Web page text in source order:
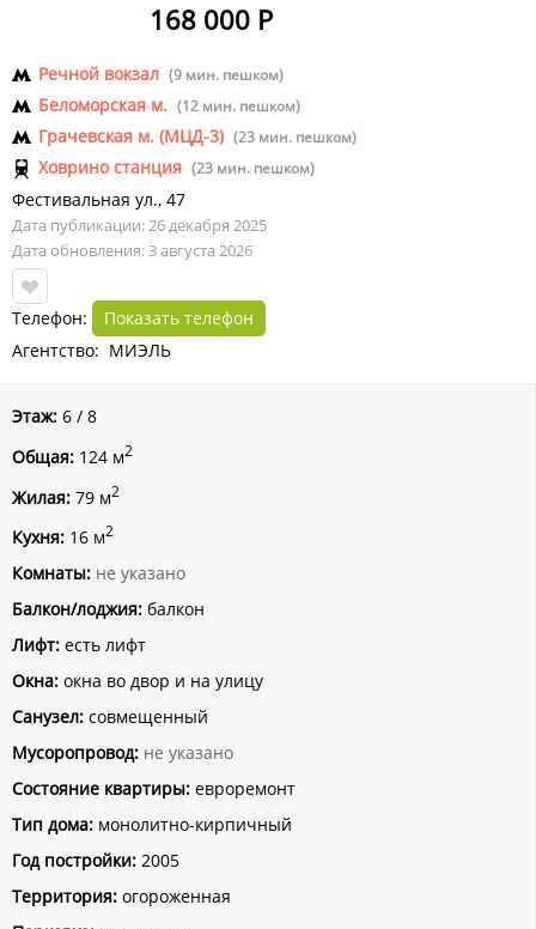
168 000 Р
Речной вокзал (9 мин. пешком)
Беломорская м. (12 мин. пешком)
Грачевская м. (МЦД-3) (23 мин. пешком)
Ховрино станция (23 мин. пешком)
Фестивальная ул., 47
Дата публикации: 26 декабря 2025
Дата обновления: 3 августа 2026
Телефон:
Показать телефон
Агентство: МИЭЛЬ
Этаж: 6 / 8
Общая: 124 м2
Жилая: 79 м2
Кухня: 16 м2
Комнаты: не указано
Балкон/лоджия: балкон
Лифт: есть лифт
Окна: окна во двор и на улицу
Санузел: совмещенный
Мусоропровод: не указано
Состояние квартиры: евроремонт
Тип дома: монолитно-кирпичный
Год постройки: 2005
Территория: огороженная